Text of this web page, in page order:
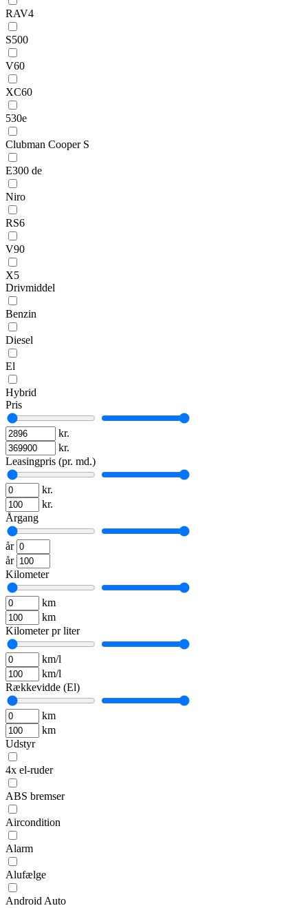
RAV4
S500
V60
XC60
530e
Clubman Cooper S
E300 de
Niro
RS6
V90
X5
Drivmiddel
Benzin
Diesel
El
Hybrid
Pris
kr.
kr.
Leasingpris (pr. md.)
kr.
kr.
Årgang
år
år
Kilometer
km
km
Kilometer pr liter
km/l
km/l
Rækkevidde (El)
km
km
Udstyr
4x el-ruder
ABS bremser
Aircondition
Alarm
Alufælge
Android Auto